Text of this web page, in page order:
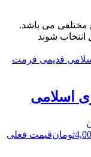
مختلفی می باشد.
شوند
اسلامی
تومانقیمت فعلی